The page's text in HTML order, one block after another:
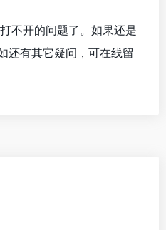
不开的问题了。如果还是
还有其它疑问，可在线留